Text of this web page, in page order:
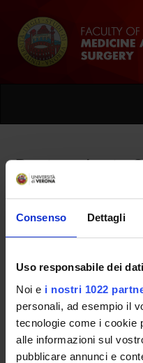
Consenso Dettagli
Uso responsabile dei dati
Noi e i nostri 1022
personali, ad esempio il
tecnologie come i cookie
alle informazioni sul
pubblicare annunci e
Postgraduate
Paediatrics
Home
Overview
Enrolment Procedures
Degree Programme
Courses